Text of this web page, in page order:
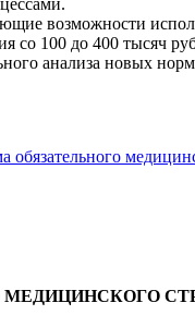
возможности
со 100 до 400 тысяч
анализа новых
обязательного